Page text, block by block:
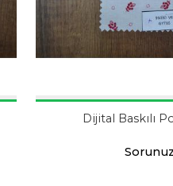
Dijital Baskılı
Sorunuz